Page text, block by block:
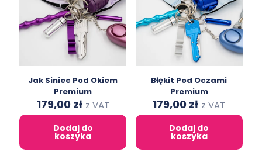
Jak Siniec Pod Okiem
Premium
Original
price
was:
312,00 zł.
179,00 złCurrent
price
is:
179,00 zł.
z VAT
Dodaj do
koszyka
Błękit Pod Oczami
Premium
Original
price
was:
312,00 zł.
179,00 złCurrent
price
is:
179,00 zł.
z VAT
Dodaj do
koszyka